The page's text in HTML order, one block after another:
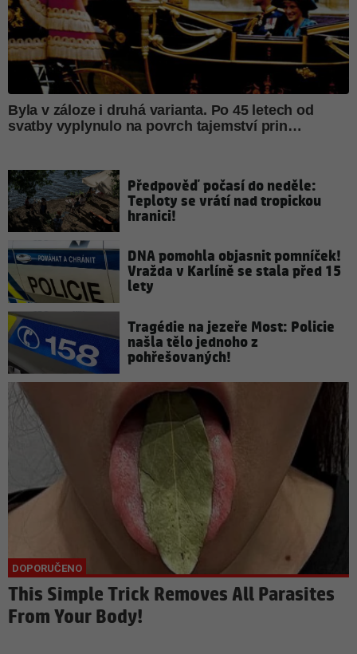
Předpověď počasí do neděle:
Teploty se vrátí nad tropickou
hranici!
DNA pomohla objasnit pomníček!
Vražda v Karlíně se stala před 15
lety
Tragédie na jezeře Most: Policie
našla tělo jednoho z
pohřešovaných!
This Simple Trick Removes All Parasites
From Your Body!